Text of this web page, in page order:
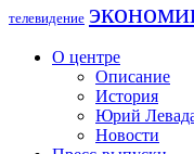
телевидение
О центре
Описание
История
Юрий
Новости